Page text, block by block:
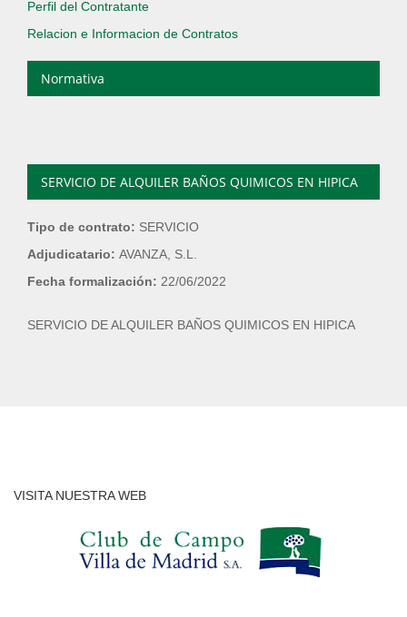
Perfil del Contratante
Relacion e Informacion de Contratos
Normativa
SERVICIO DE ALQUILER BAÑOS QUIMICOS EN HIPICA
Tipo de contrato: SERVICIO
Adjudicatario: AVANZA, S.L.
Fecha formalización: 22/06/2022
SERVICIO DE ALQUILER BAÑOS QUIMICOS EN HIPICA
VISITA NUESTRA WEB